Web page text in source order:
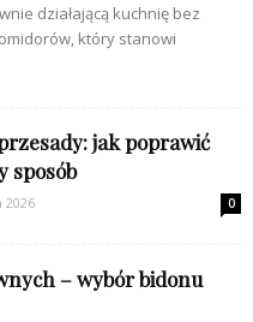
działającą kuchnię bez
który stanowi
jak poprawić
sposób
2026 0
– wybór bidonu